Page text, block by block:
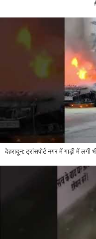
देहरादून: ट्रांसपोर्ट नगर में गाड़ी में